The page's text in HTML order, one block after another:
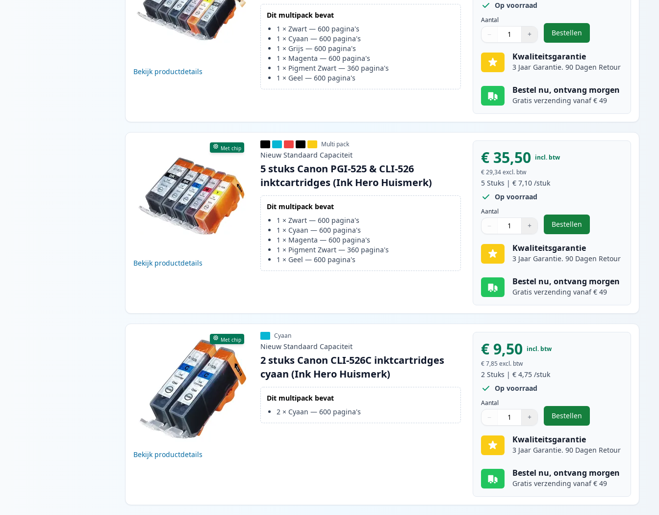
Bekijk productdetails
Dit multipack bevat
1 ×Zwart —600 pagina's
1 × Cyaan —600 pagina's
1 × Grijs —600 pagina's
1 × Magenta —600 pagina's
1 × Pigment Zwart —360 pagina's
1 × Geel —600 pagina's
Op voorraad
Aantal
Aantal
Gebruik de knoppen om aan te passen
− +
Aantal 1
Bestellen
,6 stuks Canon PGI-525 &
Kwaliteitsgarantie
3 Jaar Garantie. 90 Dagen Retour
Bestel nu, ontvang morgen
Gratis verzending vanaf € 49
Met chip
Bekijk productdetails
Multi pack
Nieuw Standaard Capaciteit
5 stuks Canon PGI-525 & CLI-526
inktcartridges (Ink Hero Huismerk)
Dit multipack bevat
1 ×Zwart —600 pagina's
1 × Cyaan —600 pagina's
1 × Magenta —600 pagina's
1 × Pigment Zwart —360 pagina's
1 × Geel —600 pagina's
€ 35,50 incl. btw
€ 29,34 excl. btw
5 Stuks |€ 7,10 /stuk
Op voorraad
Aantal
Aantal
Gebruik de knoppen om aan te passen
− +
Aantal 1
Bestellen
,5 stuks Canon PGI-525 &
Kwaliteitsgarantie
3 Jaar Garantie. 90 Dagen Retour
Bestel nu, ontvang morgen
Gratis verzending vanaf € 49
Met chip
Bekijk productdetails
Cyaan
Nieuw Standaard Capaciteit
2 stuks Canon CLI-526C inktcartridges
cyaan (Ink Hero Huismerk)
Dit multipack bevat
2 × Cyaan —600 pagina's
€ 9,50 incl. btw
€ 7,85 excl. btw
2 Stuks |€ 4,75 /stuk
Op voorraad
Aantal
Aantal
Gebruik de knoppen om aan te passen
− +
Aantal 1
Bestellen
,2 stuks Canon CLI-526C
Kwaliteitsgarantie
3 Jaar Garantie. 90 Dagen Retour
Bestel nu, ontvang morgen
Gratis verzending vanaf € 49